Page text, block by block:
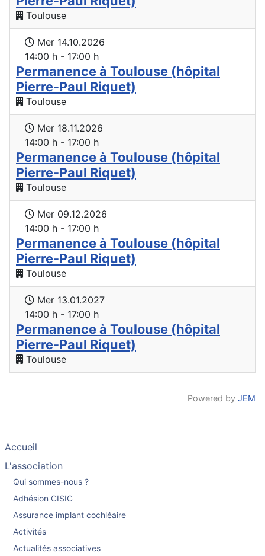
Toulouse
Mer 14.10.2026
14:00 h - 17:00 h
Permanence à Toulouse (hôpital
Pierre-Paul Riquet)
Toulouse
Mer 18.11.2026
14:00 h - 17:00 h
Permanence à Toulouse (hôpital
Pierre-Paul Riquet)
Toulouse
Mer 09.12.2026
14:00 h - 17:00 h
Permanence à Toulouse (hôpital
Pierre-Paul Riquet)
Toulouse
Mer 13.01.2027
14:00 h - 17:00 h
Permanence à Toulouse (hôpital
Pierre-Paul Riquet)
Toulouse
Powered by JEM
Accueil
L'association
Qui sommes-nous ?
Adhésion CISIC
Assurance implant cochléaire
Activités
Actualités associatives